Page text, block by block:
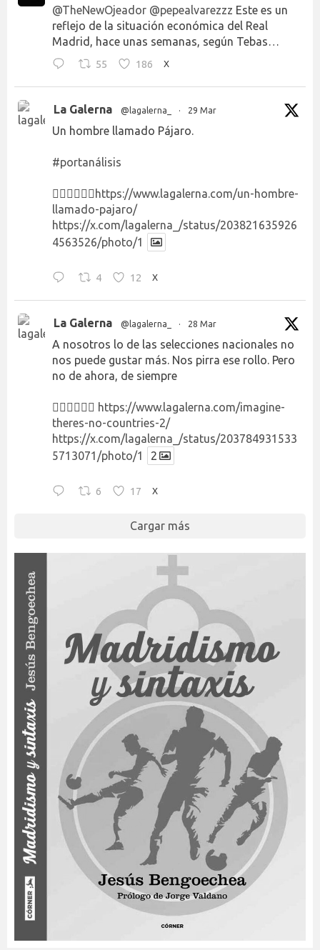
@TheNewOjeador @pepealvarezzz Este es un
reflejo de la situación económica del Real
Madrid, hace unas semanas, según Tebas…
55 186 X
La Galerna @lagalerna_ · 29 Mar
Un hombre llamado Pájaro.
#portanálisis
👉🏻👉🏻👉🏻 https://www.lagalerna.com/un-hombre-
llamado-pajaro/
https://x.com/lagalerna_/status/203821635926
4563526/photo/1
4 12 X
La Galerna @lagalerna_ · 28 Mar
A nosotros lo de las selecciones nacionales no
nos puede gustar más. Nos pirra ese rollo. Pero
no de ahora, de siempre
👉🏻👉🏻👉🏻 https://www.lagalerna.com/imagine-
theres-no-countries-2/
https://x.com/lagalerna_/status/203784931533
5713071/photo/1
2
6 17 X
Cargar más